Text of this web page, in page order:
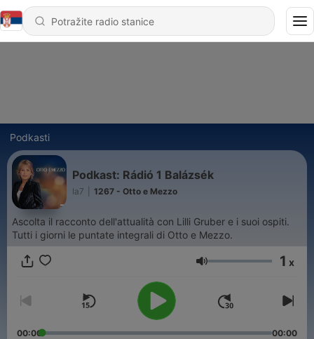
Podkasti
Podkast: Rádió 1 Balázsék
la7 1267 - Otto e Mezzo
Ascolta il racconto dell'attualità con Lilli Gruber e i suoi ospiti.
Tutti i giorni le puntate integrali di Otto e Mezzo.
Jačina zvuka 1 x
00:00 00:00